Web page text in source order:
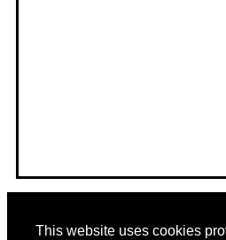
This website uses cookies